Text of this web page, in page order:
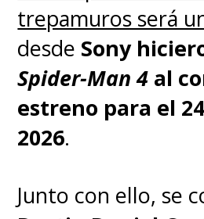
trepamuros será
desde Sony
Spider-Man 4 al
estreno para el
2026.
Junto con ello, se